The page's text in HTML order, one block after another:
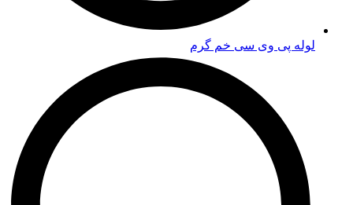
لوله پی وی سی خم گرم